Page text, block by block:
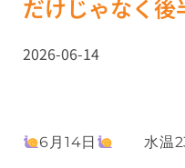
だけじゃなく後
2026-06-14
6月14日 水温